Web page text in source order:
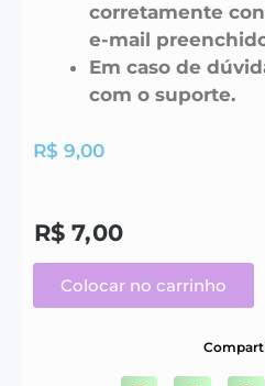
corretamente
e-mail
Em caso de
com o suporte.
R$ 9,00
R$ 7,00
Colocar no carrinho